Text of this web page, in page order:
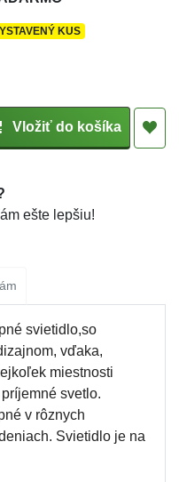
KUS
Vložiť do košíka
ešte lepšiu!
svietidlo,so
vďaka,
miestnosti
svetlo.
v rôznych
Svietidlo je na